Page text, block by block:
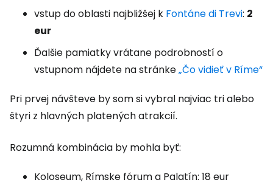
vstup do oblasti najbližšej k Fontáne di Trevi: 2
eur
Ďalšie pamiatky vrátane podrobností o
vstupnom nájdete na stránke„Čo vidieť v Ríme“
Pri prvej návšteve by som si vybral najviac tri alebo
štyri z hlavných platených atrakcií.
Rozumná kombinácia by mohla byť:
Koloseum, Rímske fórum a Palatín: 18 eur